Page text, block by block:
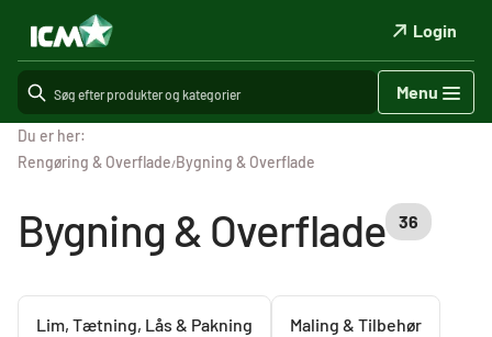
Login
Menu
Du er her:
Rengøring & Overflade/Bygning & Overflade
Bygning & Overflade 36
Lim, Tætning, Lås & Pakning Maling & Tilbehør